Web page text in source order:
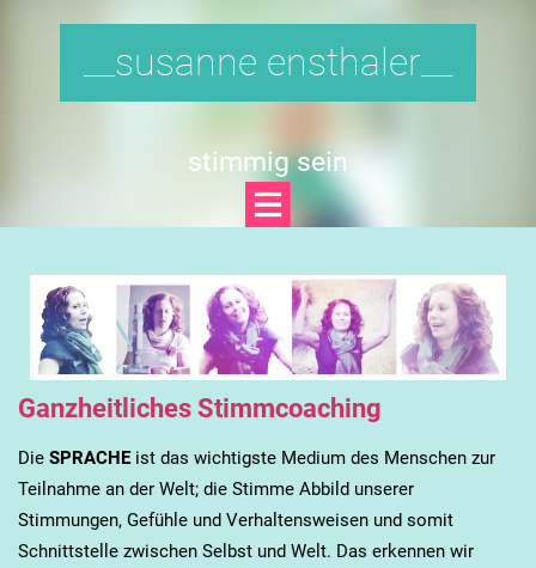
__susanne ensthaler__
stimmig sein
Ganzheitliches Stimmcoaching
Die SPRACHEist das wichtigste Medium des Menschen zur
Teilnahme an der Welt; die Stimme Abbild unserer
Stimmungen, Gefühle und Verhaltensweisen und somit
Schnittstelle zwischen Selbst und Welt. Das erkennen wir